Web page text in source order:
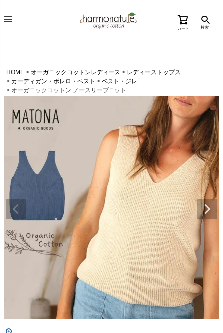
カート 検索
HOME オーガニックコットンレディース
レディーストップス
カーディガン・ボレロ・ベスト
ベスト・ジレ
オーガニックコットン ノースリーブニット